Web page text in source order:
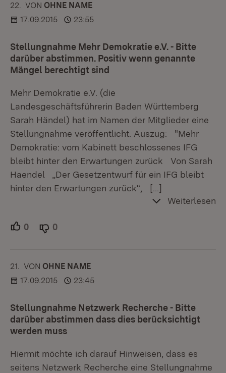
22. KOMMENTAR
VON :OHNE NAME
17.09.2015
23:55
Stellungnahme Mehr Demokratie e.V. - Bitte
darüber abstimmen. Positiv wenn genannte
Mängel berechtigt sind
Mehr Demokratie e.V. (die
Landesgeschäftsführerin Baden Württemberg
Sarah Händel) hat im Namen der Mitglieder eine
Stellungnahme veröffentlicht. Auszug: "Mehr
Demokratie: vom Kabinett beschlossenes IFG
bleibt hinter den Erwartungen zurück Von Sarah
Haendel „Der Gesetzentwurf für ein IFG bleibt
hinter den Erwartungen zurück“,
[…]
Weiterlesen
0 Unterstützer.
0
21. KOMMENTAR
VON :OHNE NAME
17.09.2015
23:45
Stellungnahme Netzwerk Recherche - Bitte
darüber abstimmen dass dies berücksichtigt
werden muss
Hiermit möchte ich darauf Hinweisen, dass es
seitens Netzwerk Recherche eine Stellungnahme